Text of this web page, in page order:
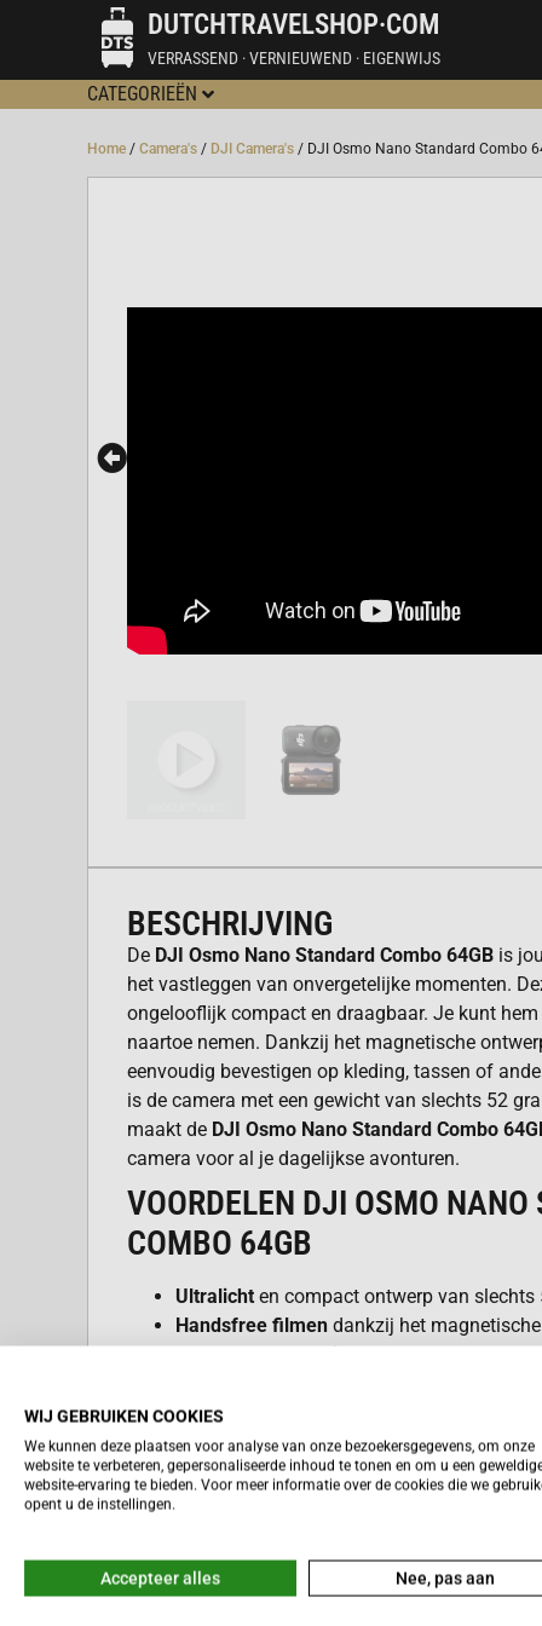
DUTCHTRAVELSHOP·COM
VERRASSEND · VERNIEUWEND · EIGENWIJS
CATEGORIEËN
Home / Camera's / DJI Camera's / DJI Osmo Nano Standard Combo
BESCHRIJVING
De DJI Osmo Nano Standard Combo 64GB is
het vastleggen van onvergetelijke momenten.
ongelooflijk compact en draagbaar. Je kunt
naartoe nemen. Dankzij het magnetische
eenvoudig bevestigen op kleding, tassen of
is de camera met een gewicht van slechts 52
maakt de DJI Osmo Nano Standard Combo
camera voor al je dagelijkse avonturen.
VOORDELEN DJI OSMO NANO
COMBO 64GB
Ultralicht en compact ontwerp van slechts
Handsfree filmen dankzij het
met 10-bit D-Log
met Wi-Fi 6.0
Intuïtieve bediening
Dock.
DeDJI Osmo Nano Standard Combo 64GB
Lees meer
WIJ GEBRUIKEN COOKIES
We kunnen deze plaatsen voor analyse van onze bezoekersgegevens, om onze
website te verbeteren, gepersonaliseerde inhoud te tonen en om u een
website-ervaring te bieden. Voor meer informatie over de cookies die we
opent u de instellingen.
Accepteer alles Nee, pas aan